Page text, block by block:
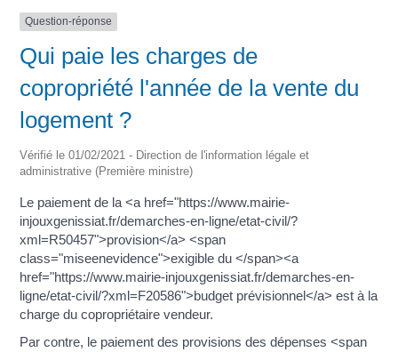
Question-réponse
Qui paie les charges de
copropriété l'année de la vente du
logement ?
Vérifié le 01/02/2021 - Direction de l'information légale et
administrative (Première ministre)
Le paiement de la <a href="https://www.mairie-
injouxgenissiat.fr/demarches-en-ligne/etat-civil/?
xml=R50457">provision</a> <span
class="miseenevidence">exigible du </span><a
href="https://www.mairie-injouxgenissiat.fr/demarches-en-
ligne/etat-civil/?xml=F20586">budget prévisionnel</a> est à la
charge du copropriétaire vendeur.
Par contre, le paiement des provisions des dépenses <span